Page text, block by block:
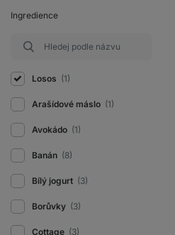
Ingredience
Losos (1)
Arašídové máslo (1)
Avokádo (1)
Banán (8)
Bílý jogurt (3)
Borůvky (3)
Cottage (3)